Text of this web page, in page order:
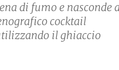
di fumo e nasconde
cocktail
il ghiaccio